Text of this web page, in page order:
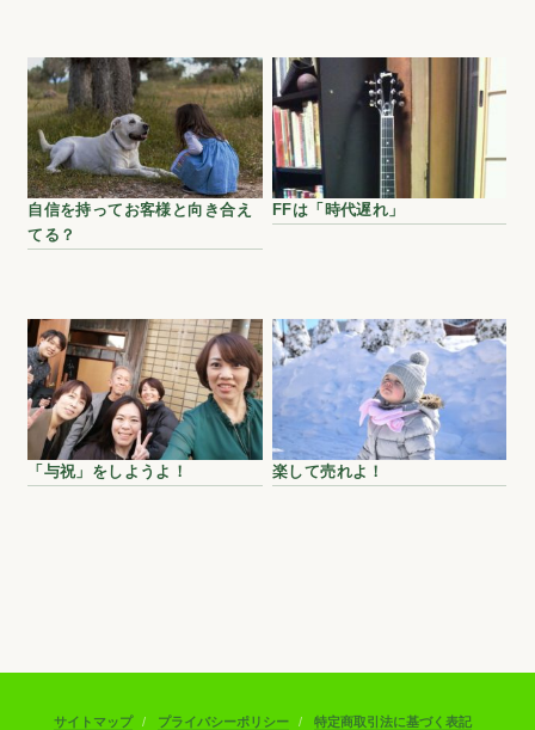
自信を持ってお客様と向き合え
てる？
FFは「時代遅れ」
「与祝」をしようよ！ 楽して売れよ！
サイトマップ プライバシーポリシー 特定商取引法に基づく表記